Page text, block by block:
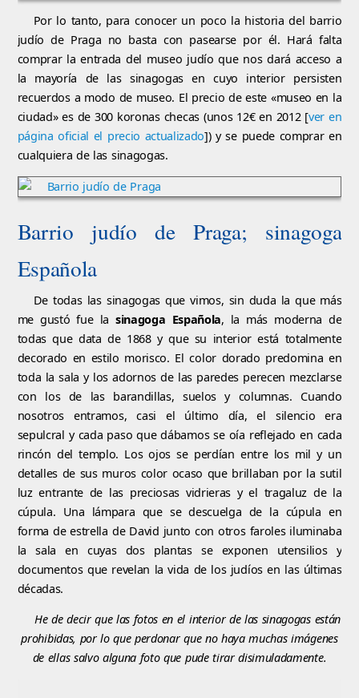
Por lo tanto, para conocer un poco la historia del barrio
judío de Praga no basta con pasearse por él. Hará falta
comprar la entrada del museo judío que nos dará acceso a
la mayoría de las sinagogas en cuyo interior persisten
recuerdos a modo de museo. El precio de este «museo en la
ciudad» es de 300 koronas checas (unos 12€ en 2012 [ver en
página oficial el precio actualizado]) y se puede comprar en
cualquiera de las sinagogas.
Barrio judío de Praga; sinagoga
Española
De todas las sinagogas que vimos, sin duda la que más
me gustó fue lasinagoga Española, la más moderna de
todas que data de 1868 y que su interior está totalmente
decorado en estilo morisco. El color dorado predomina en
toda la sala y los adornos de las paredes perecen mezclarse
con los de las barandillas, suelos y columnas. Cuando
nosotros entramos, casi el último día, el silencio era
sepulcral y cada paso que dábamos se oía reflejado en cada
rincón del templo. Los ojos se perdían entre los mil y un
detalles de sus muros color ocaso que brillaban por la sutil
luz entrante de las preciosas vidrieras y el tragaluz de la
cúpula. Una lámpara que se descuelga de la cúpula en
forma de estrella de David junto con otros faroles iluminaba
la sala en cuyas dos plantas se exponen utensilios y
documentos que revelan la vida de los judíos en las últimas
décadas.
He de decir que las fotos en el interior de las sinagogas están
prohibidas, por lo que perdonar que no haya muchas imágenes
de ellas salvo alguna foto que pude tirar disimuladamente.